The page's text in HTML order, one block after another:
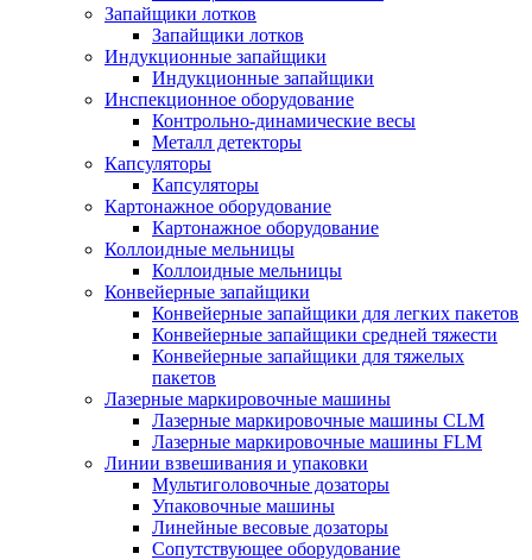
Запайщики лотков
Запайщики лотков
Индукционные запайщики
Индукционные запайщики
Инспекционное оборудование
Контрольно-динамические весы
Металл детекторы
Капсуляторы
Капсуляторы
Картонажное оборудование
Картонажное оборудование
Коллоидные мельницы
Коллоидные мельницы
Конвейерные запайщики
Конвейерные запайщики для легких пакетов
Конвейерные запайщики средней тяжести
Конвейерные запайщики для тяжелых
пакетов
Лазерные маркировочные машины
Лазерные маркировочные машины CLM
Лазерные маркировочные машины FLM
Линии взвешивания и упаковки
Мультиголовочные дозаторы
Упаковочные машины
Линейные весовые дозаторы
Сопутствующее оборудование